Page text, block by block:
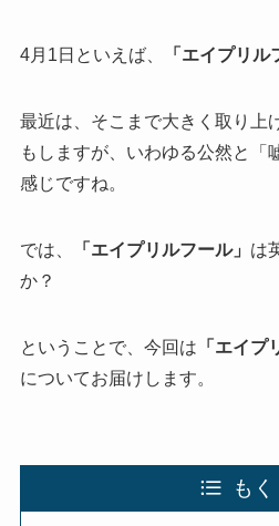
4月1日といえば、 「エイプリル
最近は、そこまで大きく取り上
もしますが、いわゆる公然と「
感じですね。
では、 「エイプリルフール」 は
か？
ということで、今回は 「エイプ
についてお届けします。
もく